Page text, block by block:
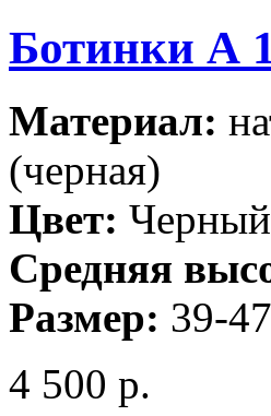
Ботинки А
Материал:
(черная)
Цвет: Черный
Средняя
Размер: 39-47
4 500 р.